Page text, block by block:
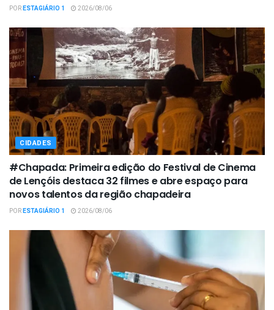
PORESTAGIÁRIO 1 2026/08/06
CIDADES
#Chapada: Primeira edição do Festival de Cinema
de Lençóis destaca 32 filmes e abre espaço para
novos talentos da região chapadeira
PORESTAGIÁRIO 1 2026/08/06